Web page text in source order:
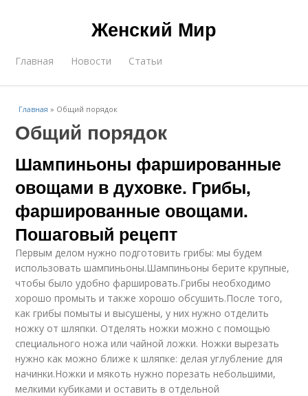
Женский Мир
Главная Новости Статьи
Главная » Общий порядок
Общий порядок
Шампиньоны фаршированные
овощами в духовке. Грибы,
фаршированные овощами.
Пошаговый рецепт
Первым делом нужно подготовить грибы: мы будем
использовать шампиньоны.Шампиньоны берите крупные,
чтобы было удобно фаршировать.Грибы необходимо
хорошо промыть и также хорошо обсушить.После того,
как грибы помыты и высушены, у них нужно отделить
ножку от шляпки. Отделять ножки можно с помощью
специального ножа или чайной ложки. Ножки вырезать
нужно как можно ближе к шляпке: делая углубление для
начинки.Ножки и мякоть нужно порезать небольшими,
мелкими кубиками и оставить в отдельной